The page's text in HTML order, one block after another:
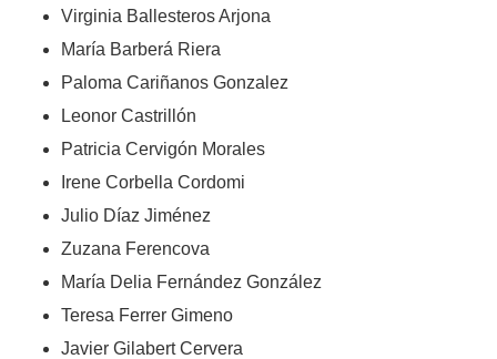
Virginia Ballesteros Arjona
María Barberá Riera
Paloma Cariñanos Gonzalez
Leonor Castrillón
Patricia Cervigón Morales
Irene Corbella Cordomi
Julio Díaz Jiménez
Zuzana Ferencova
María Delia Fernández González
Teresa Ferrer Gimeno
Javier Gilabert Cervera